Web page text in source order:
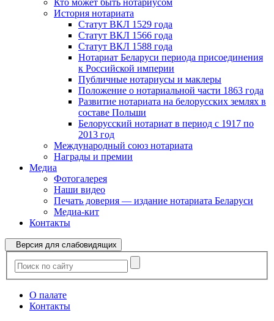
Кто может быть нотариусом
История нотариата
Статут ВКЛ 1529 года
Статут ВКЛ 1566 года
Статут ВКЛ 1588 года
Нотариат Беларуси периода присоединения
к Российской империи
Публичные нотариусы и маклеры
Положение о нотариальной части 1863 года
Развитие нотариата на белорусских землях в
составе Польши
Белорусский нотариат в период с 1917 по
2013 год
Международный союз нотариата
Награды и премии
Медиа
Фотогалерея
Наши видео
Печать доверия — издание нотариата Беларуси
Медиа-кит
Контакты
Версия для слабовидящих
О палате
Контакты